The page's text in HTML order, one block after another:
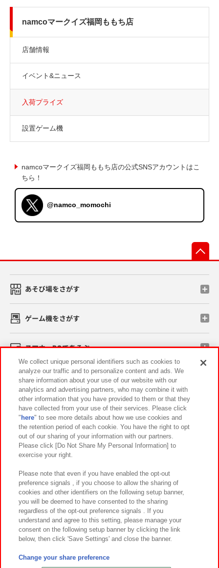
namcoマークイズ福岡ももち店
店舗情報
イベント&ニュース
入荷プライズ
設置ゲーム機
namcoマークイズ福岡ももち店の公式SNSアカウントはこ
ちら！
@namco_momochi
あそび場をさがす
ゲーム機をさがす
スマホ・PCであそぶ
イベント・キャンペーン
関連会社 サステナビリティ サイトポリシー
プライバシーポリシー ウェブアクセシビリティ方針と検証結果
お取引先さまとともに
カスタマーハラスメント対応方針 よくあるご質問・お問い合わせ
©Bandai Namco Amusement Inc.
©Bandai Namco Amusement Lab Inc.
We collect unique personal identifiers such as cookies to
analyze our traffic and to personalize content and ads. We
share information about your use of our website with our
analytics and advertising partners, who may combine it with
other information that you have provided to them or that they
have collected from your use of their services. Please click
" here" to see more details about how we use cookies and
the retention period of each cookie. You have the right to opt
out of our sharing of your information with our partners.
Please click [Do Not Share My Personal Information] to
exercise your right.
Please note that even if you have enabled the opt-out
preference signals , if you choose to allow the sharing of
cookies and other identifiers on the following setup banner,
you will be deemed to have consented to the sharing
regardless of the opt-out preference signals . If you
understand and agree to this setting, please manage your
consent on the following setup banner by clicking the link
below, then click 'Save Settings' and close the banner.
Change your share preference